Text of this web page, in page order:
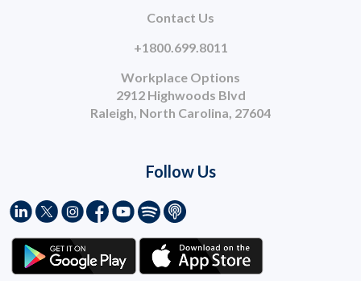
Contact Us
+1800.699.8011
Workplace Options
2912 Highwoods Blvd
Raleigh, North Carolina, 27604
Follow Us